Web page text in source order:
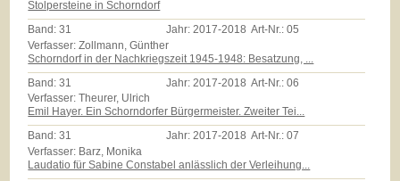
Stolpersteine in Schorndorf
Band:31 Jahr:2017-2018 Art-Nr.:05
Verfasser: Zollmann, Günther
Schorndorf in der Nachkriegszeit 1945-1948: Besatzung, ...
Band:31 Jahr:2017-2018 Art-Nr.:06
Verfasser: Theurer, Ulrich
Emil Hayer. Ein Schorndorfer Bürgermeister. Zweiter Tei...
Band:31 Jahr:2017-2018 Art-Nr.:07
Verfasser: Barz, Monika
Laudatio für Sabine Constabel anlässlich der Verleihung...